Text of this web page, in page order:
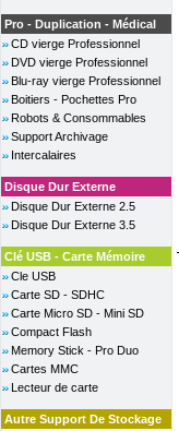
Pro - Duplication - Médical
CD vierge Professionnel
DVD vierge Professionnel
Blu-ray vierge Professionnel
Boitiers - Pochettes Pro
Robots & Consommables
Support Archivage
Intercalaires
Disque Dur Externe
Disque Dur Externe 2.5
Disque Dur Externe 3.5
Clé USB - Carte Mémoire
Cle USB
Carte SD - SDHC
Carte Micro SD - Mini SD
Compact Flash
Memory Stick - Pro Duo
Cartes MMC
Lecteur de carte
Autre Support De Stockage